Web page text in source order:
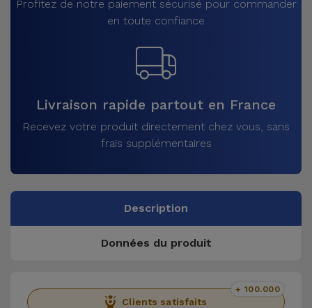
Profitez de notre paiement sécurisé pour commander
en toute confiance
Livraison rapide partout en France
Recevez votre produit directement chez vous, sans
frais supplémentaires
Description
Données du produit
Clients satisfaits
+ 100.000